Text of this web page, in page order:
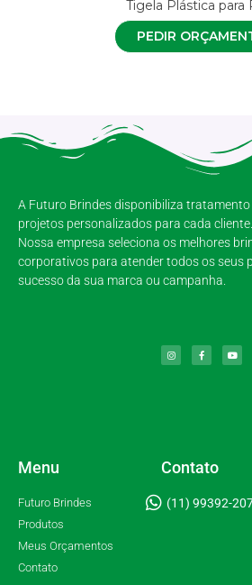
Tigela Plástica para
PEDIR
A Futuro Brindes disponibiliza
projetos personalizados para cada cliente.
Nossa empresa seleciona os melhores
corporativos para atender todos os seus
sucesso da sua marca ou campanha.
Menu
Futuro Brindes
Produtos
Meus Orçamentos
Contato
Contato
(11) 99392-